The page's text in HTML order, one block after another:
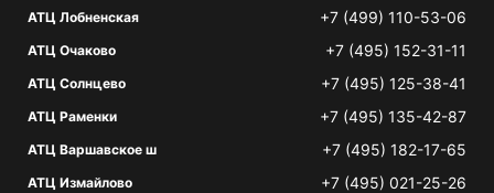
АТЦ Лобненская +7 (499) 110-53-06
АТЦ Очаково +7 (495) 152-31-11
АТЦ Солнцево +7 (495) 125-38-41
АТЦ Раменки +7 (495) 135-42-87
АТЦ Варшавское ш +7 (495) 182-17-65
АТЦ Измайлово +7 (495) 021-25-26